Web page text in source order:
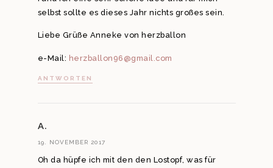
selbst sollte es dieses Jahr nichts großes sein.
Liebe Grüße Anneke von herzballon
e-Mail: herzballon96@gmail.com
ANTWORTEN
A.
19. NOVEMBER 2017
Oh da hüpfe ich mit den den Lostopf, was für